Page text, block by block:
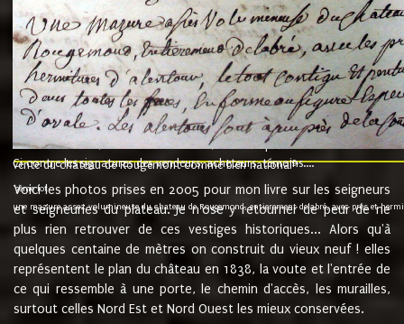
"l'an mil six cent soixante treze le ving neuvième jour du mois de
nommé fut présent Messire Claude Guillaume de Moyriat chevalier baron
vend, purement simplement et irrevocablement a monseigneur monsieur
et chavannes conseiller du roy au parlement de Bourgogne, present et
que le dit seigneur Baron de la Vellière a sur ses hommes, indivisables et
de la Velliere tout ainsi et comme le dit seigneur Baron et ses
présent......"
suivent les rentes, donation des terriers, etc... au prix de 880 livre louis
Ci contre les signatures des vendeurs, acheteurs, témoins....
vente du château de Rougemont comme bien national9.
"3ème lot
une mazure assez volumineuse du chateau de Rougemond, entierement delabré, avec près et
Voici les photos prises en 2005 pour mon livre sur les seigneurs
et seigneuries du plateau. Je n'ose y retourner de peur de ne
plus rien retrouver de ces vestiges historiques... Alors qu'à
quelques centaine de mètres on construit du vieux neuf ! elles
représentent le plan du château en 1838, la voute et l'entrée de
ce qui ressemble à une porte, le chemin d'accès, les murailles,
surtout celles Nord Est et Nord Ouest les mieux conservées.